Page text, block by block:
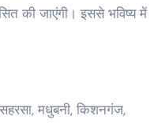
की जाएंगी। इससे भविष्य में
सहरसा, मधुबनी, किशनगंज,